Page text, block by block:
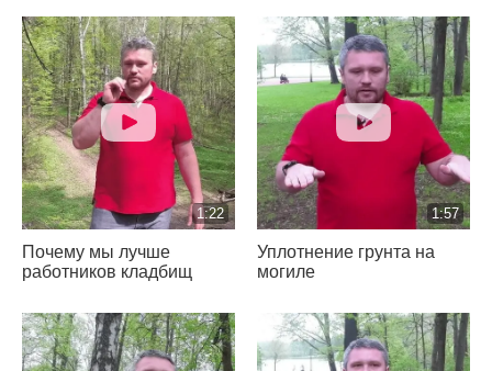
1:22
Почему мы лучше
работников кладбищ
1:57
Уплотнение грунта на
могиле